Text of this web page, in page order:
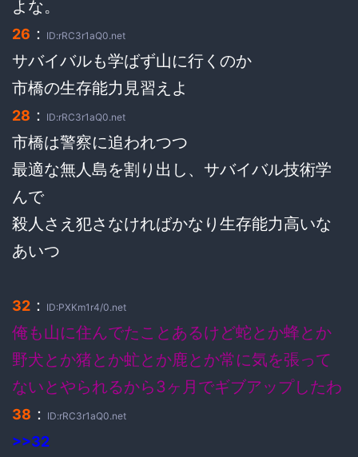
よな。
26 ： ID:rRC3r1aQ0.net
サバイバルも学ばず山に行くのか
市橋の生存能力見習えよ
28 ： ID:rRC3r1aQ0.net
市橋は警察に追われつつ
最適な無人島を割り出し、サバイバル技術学
んで
殺人さえ犯さなければかなり生存能力高いな
あいつ
32 ： ID:PXKm1r4/0.net
俺も山に住んでたことあるけど蛇とか蜂とか
野犬とか猪とか虻とか鹿とか常に気を張って
ないとやられるから3ヶ月でギブアップしたわ
38 ： ID:rRC3r1aQ0.net
>>32